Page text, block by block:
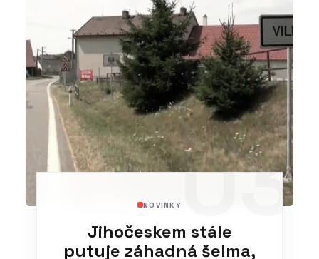
03
NOVINKY
Jihočeskem stále
putuje záhadná šelma,